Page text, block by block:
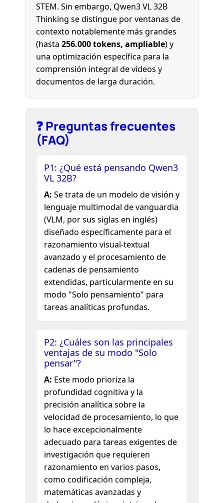
STEM. Sin embargo, Qwen3 VL 32B
Thinking se distingue por ventanas de
contexto notablemente más grandes
(hasta256.000 tokens, ampliable) y
una optimización específica para la
comprensión integral de vídeos y
documentos de larga duración.
❓ Preguntas frecuentes
(FAQ)
P1: ¿Qué está pensando Qwen3
VL 32B?
A: Se trata de un modelo de visión y
lenguaje multimodal de vanguardia
(VLM, por sus siglas en inglés)
diseñado específicamente para el
razonamiento visual-textual
avanzado y el procesamiento de
cadenas de pensamiento
extendidas, particularmente en su
modo "Solo pensamiento" para
tareas analíticas profundas.
P2: ¿Cuáles son las principales
ventajas de su modo "Solo
pensar"?
A: Este modo prioriza la
profundidad cognitiva y la
precisión analítica sobre la
velocidad de procesamiento, lo que
lo hace excepcionalmente
adecuado para tareas exigentes de
investigación que requieren
razonamiento en varios pasos,
como codificación compleja,
matemáticas avanzadas y